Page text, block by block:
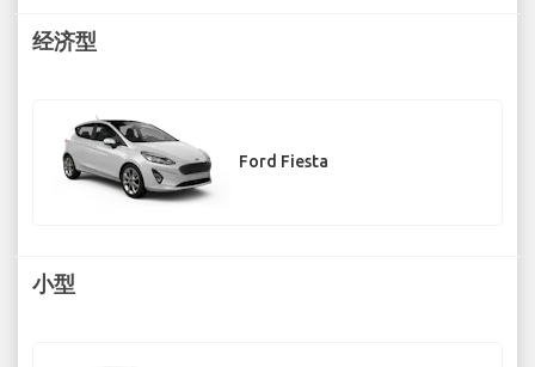
经济型
Ford Fiesta
小型